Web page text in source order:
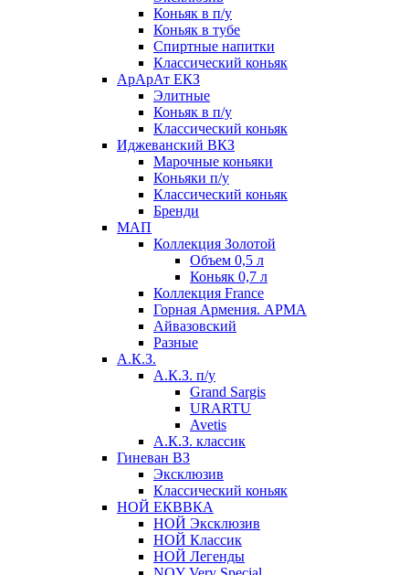
Коньяк в п/у
Коньяк в тубе
Спиртные напитки
Классический коньяк
АрАрАт ЕКЗ
Элитные
Коньяк в п/у
Классический коньяк
Иджеванский ВКЗ
Марочные коньяки
Коньяки п/у
Классический коньяк
Бренди
МАП
Коллекция Золотой
Объем 0,5 л
Коньяк 0,7 л
Коллекция France
Горная Армения. АРМА
Айвазовский
Разные
А.К.З.
А.К.З. п/у
Grand Sargis
URARTU
Avetis
А.К.З. классик
Гиневан ВЗ
Эксклюзив
Классический коньяк
НОЙ ЕКВВКА
НОЙ Эксклюзив
НОЙ Классик
НОЙ Легенды